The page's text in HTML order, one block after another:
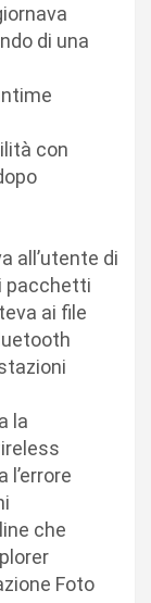
di una
con
all’utente di
pacchetti
ai file
la
l’errore
che
Foto